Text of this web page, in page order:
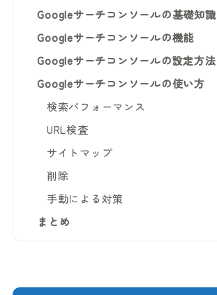
Googleサーチコンソールの基礎知識
Googleサーチコンソールの機能
Googleサーチコンソールの設定方法
Googleサーチコンソールの使い方
検索パフォーマンス
URL検査
サイトマップ
削除
手動による対策
まとめ